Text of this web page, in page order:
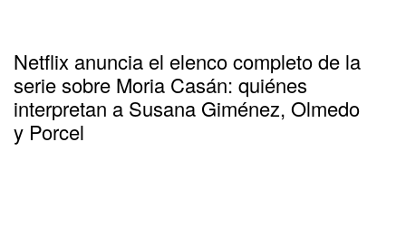
Netflix anuncia el elenco completo de la
serie sobre Moria Casán: quiénes
interpretan a Susana Giménez, Olmedo
y Porcel